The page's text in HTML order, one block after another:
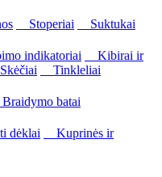
Stoperiai
Suktukai
indikatoriai
Kibirai ir
Tinkleliai
batai
dėklai
Kuprinės ir